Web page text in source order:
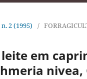
n. 2 (1995) /
em
nivea,